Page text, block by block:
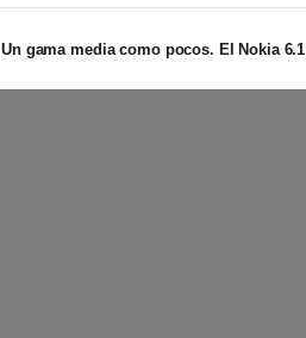
Un gama media como pocos. El Nokia 6.1